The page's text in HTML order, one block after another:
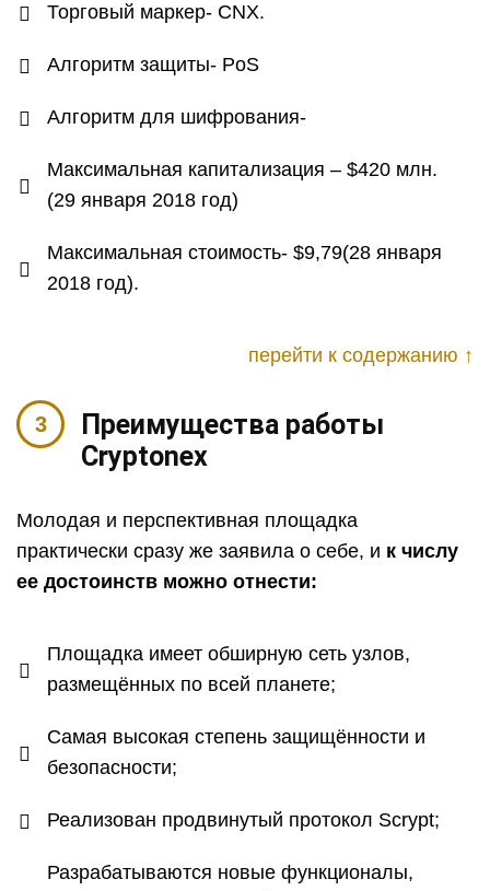
Торговый маркер- CNX.
Алгоритм защиты- PoS
Алгоритм для шифрования-
Максимальная капитализация – $420 млн.
(29 января 2018 год)
Максимальная стоимость- $9,79(28 января
2018 год).
перейти к содержанию ↑
Преимущества работы
Cryptonex
Молодая и перспективная площадка
практически сразу же заявила о себе, и к числу
ее достоинств можно отнести:
Площадка имеет обширную сеть узлов,
размещённых по всей планете;
Самая высокая степень защищённости и
безопасности;
Реализован продвинутый протокол Scrypt;
Разрабатываются новые функционалы,